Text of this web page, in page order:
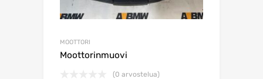
MOOTTORI
Moottorinmuovi
(0 arvostelua)